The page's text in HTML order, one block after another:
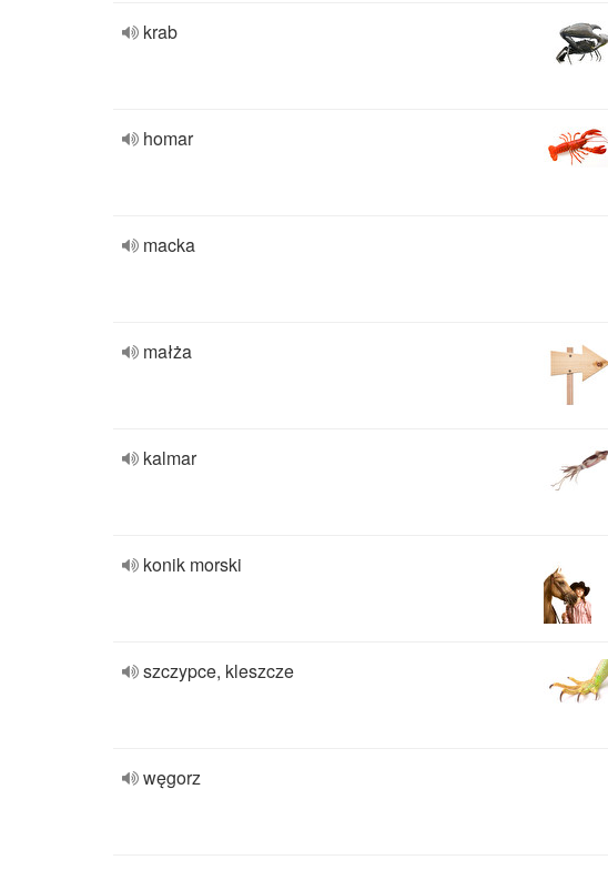
krab
homar
macka
małża
kalmar
konik morski
szczypce, kleszcze
węgorz